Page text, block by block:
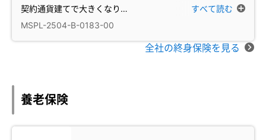
契約通貨建てで大きくなり …
すべて読む
MSPL-2504-B-0183-00
全社の終身保険を見る
養老保険